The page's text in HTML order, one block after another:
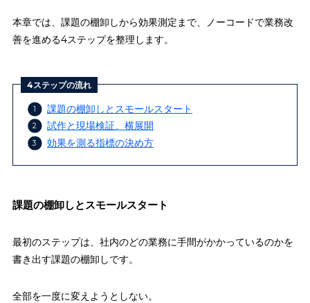
本章では、課題の棚卸しから効果測定まで、ノーコードで業務改
善を進める4ステップを整理します。
4ステップの流れ
課題の棚卸しとスモールスタート
試作と現場検証、横展開
効果を測る指標の決め方
課題の棚卸しとスモールスタート
最初のステップは、社内のどの業務に手間がかかっているのかを
書き出す課題の棚卸しです。
全部を一度に変えようとしない。